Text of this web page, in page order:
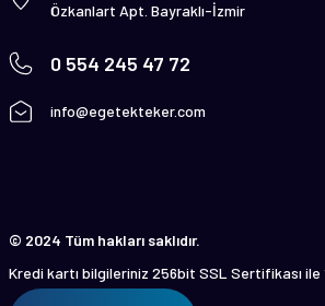
Özkanlart Apt. Bayraklı-İzmir
0 554 245 47 72
info@egetekteker.com
© 2024 Tüm hakları saklıdır.
Kredi kartı bilgileriniz 256bit SSL Sertifikası ile